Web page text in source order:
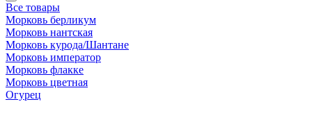
Все товары
Морковь берликум
Морковь нантская
Морковь курода/Шантане
Морковь император
Морковь флакке
Морковь цветная
Огурец